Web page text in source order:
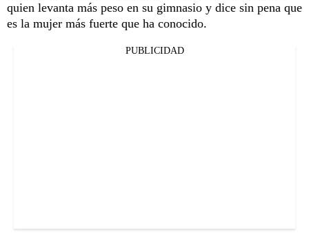
quien levanta más peso en su gimnasio y dice sin pena que
es la mujer más fuerte que ha conocido.
PUBLICIDAD